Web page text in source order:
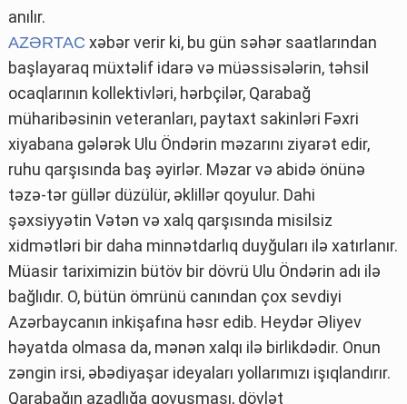
anılır.
AZƏRTAC xəbər verir ki, bu gün səhər saatlarından
başlayaraq müxtəlif idarə və müəssisələrin, təhsil
ocaqlarının kollektivləri, hərbçilər, Qarabağ
müharibəsinin veteranları, paytaxt sakinləri Fəxri
xiyabana gələrək Ulu Öndərin məzarını ziyarət edir,
ruhu qarşısında baş əyirlər. Məzar və abidə önünə
təzə-tər güllər düzülür, əklillər qoyulur. Dahi
şəxsiyyətin Vətən və xalq qarşısında misilsiz
xidmətləri bir daha minnətdarlıq duyğuları ilə xatırlanır.
Müasir tariximizin bütöv bir dövrü Ulu Öndərin adı ilə
bağlıdır. O, bütün ömrünü canından çox sevdiyi
Azərbaycanın inkişafına həsr edib. Heydər Əliyev
həyatda olmasa da, mənən xalqı ilə birlikdədir. Onun
zəngin irsi, əbədiyaşar ideyaları yollarımızı işıqlandırır.
Qarabağın azadlığa qovuşması, dövlət